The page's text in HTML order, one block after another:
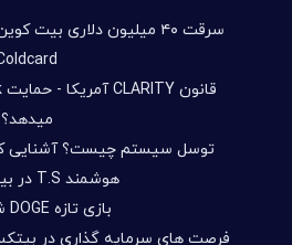
سرقت ۴۰ میلیون دلاری
میدهد؟
توسل سیستم چیست؟ آشنایی
هوشمند T.S در بیتکس روم
بازی تازه DOGE شروع شد
فرصت های سرمایه گذاری در